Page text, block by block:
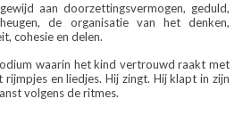
aan doorzettingsvermogen, geduld,
de organisatie van het denken,
cohesie en delen.
waarin het kind vertrouwd raakt met
en liedjes. Hij zingt. Hij klapt in zijn
volgens de ritmes.